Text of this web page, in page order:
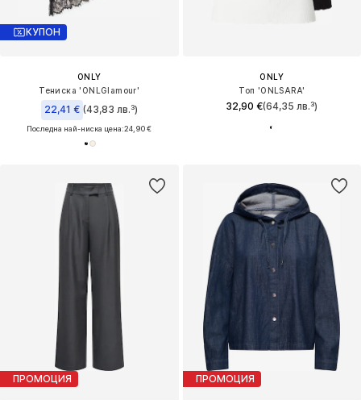
КУПОН
ONLY
Тениска 'ONLGlamour'
22,41 € (43,83 лв.³)
Последна най-ниска цена:24,90 €
ONLY
Топ 'ONLSARA'
32,90 €(64,35 лв.³)
ПРОМОЦИЯ ПРОМОЦИЯ